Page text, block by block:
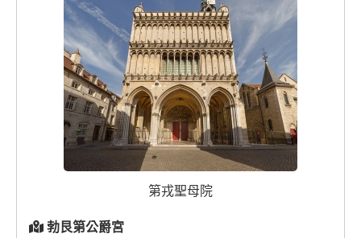
第戎聖母院
勃艮第公爵宮